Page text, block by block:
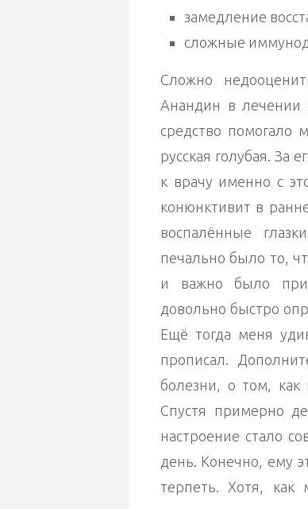
замедление
сложные
Сложно
Анандин в лечении
средство помогало
русская голубая. За
к врачу именно с
конюнктивит в
воспалённые
печально было то,
и важно было
довольно быстро
Ещё тогда меня
прописал.
болезни, о том, как
Спустя примерно
настроение стало
день. Конечно, ему
терпеть. Хотя, как